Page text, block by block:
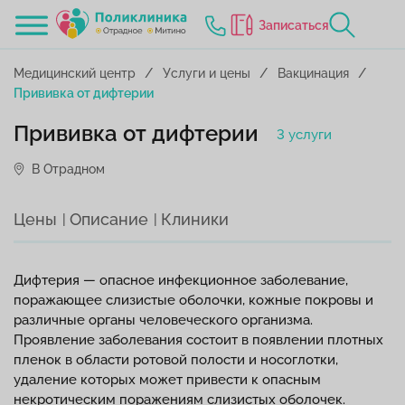
Записаться
Медицинский центр Услуги и цены
Вакцинация
Прививка от дифтерии
Прививка от дифтерии 3 услуги
В Отрадном
Цены Описание Клиники
Дифтерия — опасное инфекционное заболевание,
поражающее слизистые оболочки, кожные покровы и
различные органы человеческого организма.
Проявление заболевания состоит в появлении плотных
пленок в области ротовой полости и носоглотки,
удаление которых может привести к опасным
некротическим поражениям слизистых оболочек.